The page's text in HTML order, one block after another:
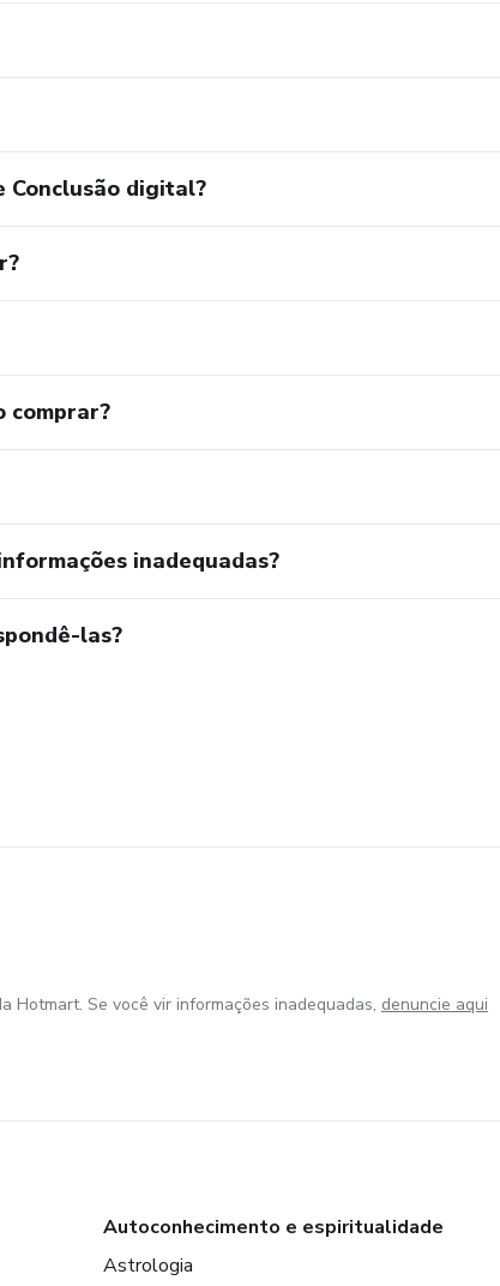
extras.
Conclusão digital?
comprar?
inadequadas?
las?
Hotmart. Se você vir informações inadequadas, denuncie aqui
Autoconhecimento e espiritualidade
Astrologia